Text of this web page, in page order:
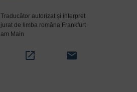
Traducător autorizat și interpret
jurat de limba româna Frankfurt
am Main
open_in_new email